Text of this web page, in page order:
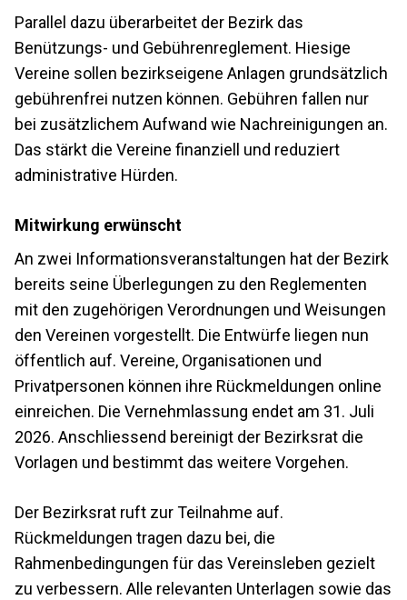
Parallel dazu überarbeitet der Bezirk das
Benützungs- und Gebührenreglement. Hiesige
Vereine sollen bezirkseigene Anlagen grundsätzlich
gebührenfrei nutzen können. Gebühren fallen nur
bei zusätzlichem Aufwand wie Nachreinigungen an.
Das stärkt die Vereine finanziell und reduziert
administrative Hürden.
Mitwirkung erwünscht
An zwei Informationsveranstaltungen hat der Bezirk
bereits seine Überlegungen zu den Reglementen
mit den zugehörigen Verordnungen und Weisungen
den Vereinen vorgestellt. Die Entwürfe liegen nun
öffentlich auf. Vereine, Organisationen und
Privatpersonen können ihre Rückmeldungen online
einreichen. Die Vernehmlassung endet am 31. Juli
2026. Anschliessend bereinigt der Bezirksrat die
Vorlagen und bestimmt das weitere Vorgehen.
Der Bezirksrat ruft zur Teilnahme auf.
Rückmeldungen tragen dazu bei, die
Rahmenbedingungen für das Vereinsleben gezielt
zu verbessern. Alle relevanten Unterlagen sowie das